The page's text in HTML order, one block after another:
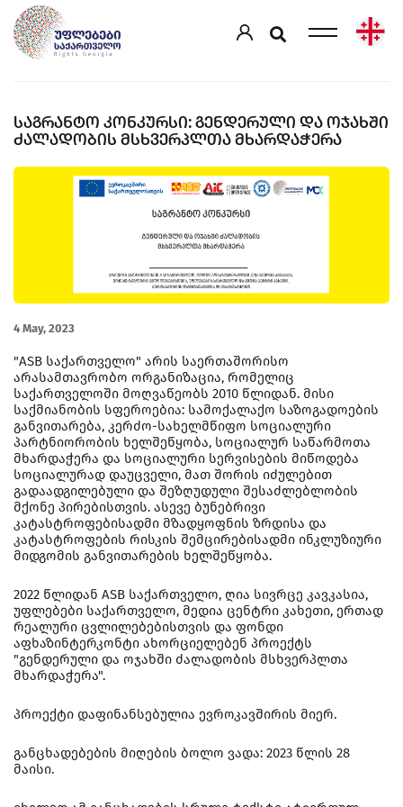
ᲡᲐᲒᲠᲐᲜᲢᲝ ᲙᲝᲜᲙᲣᲠᲡᲘ: ᲒᲔᲜᲓᲔᲠᲣᲚᲘ ᲓᲐ ᲝᲯᲐᲮᲨᲘ
ᲫᲐᲚᲐᲓᲝᲑᲘᲡ ᲛᲡᲮᲕᲔᲠᲞᲚᲗᲐ ᲛᲮᲐᲠᲓᲐᲭᲔᲠᲐ
4 May, 2023
"ASB საქართველო" არის საერთაშორისო
არასამთავრობო ორგანიზაცია, რომელიც
საქართველოში მოღვაწეობს 2010 წლიდან. მისი
საქმიანობის სფეროებია: სამოქალაქო საზოგადოების
განვითარება, კერძო-სახელმწიფო სოციალური
პარტნიორობის ხელშეწყობა, სოციალურ საწარმოთა
მხარდაჭერა და სოციალური სერვისების მიწოდება
სოციალურად დაუცველი, მათ შორის იძულებით
გადაადგილებული და შეზღუდული შესაძლებლობის
მქონე პირებისთვის. ასევე ბუნებრივი
კატასტროფებისადმი მზადყოფნის ზრდისა და
კატასტროფების რისკის შემცირებისადმი ინკლუზიური
მიდგომის განვითარების ხელშეწყობა.
2022 წლიდან ASB საქართველო, ღია სივრცე კავკასია,
უფლებები საქართველო, მედია ცენტრი კახეთი, ერთად
რეალური ცვლილებებისთვის და ფონდი
აფხაზინტერკონტი ახორციელებენ პროექტს
"გენდერული და ოჯახში ძალადობის მსხვერპლთა
მხარდაჭერა".
პროექტი დაფინანსებულია ევროკავშირის მიერ.
განცხადებების მიღების ბოლო ვადა: 2023 წლის 28
მაისი.